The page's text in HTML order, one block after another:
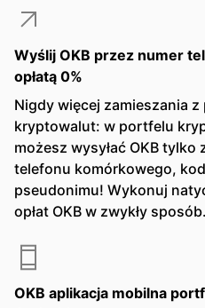
Wyślij OKB przez numer
opłatą 0%
Nigdy więcej zamieszania
kryptowalut: w portfelu
możesz wysyłać OKB tylko
telefonu komórkowego,
pseudonimu! Wykonuj
opłat OKB w zwykły sposób.
OKB aplikacja mobilna